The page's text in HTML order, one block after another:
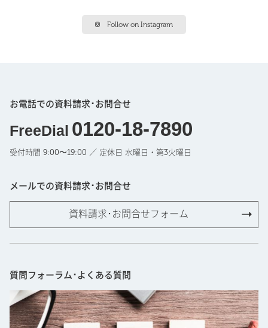
Follow on Instagram
お電話での資料請求･お問合せ
FreeDial 0120-18-7890
受付時間 9:00〜19:00 ／ 定休日 水曜日・第3火曜日
メールでの資料請求･お問合せ
資料請求･お問合せフォーム
質問フォーラム･よくある質問